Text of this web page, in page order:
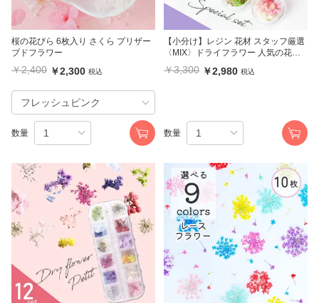
桜の花びら 6枚入り さくら プリザー
ブドフラワー
￥2,400 ￥2,300 税込
数量
【小分け】レジン 花材 スタッフ厳選
〈MIX〉ドライフラワー 人気の花材
￥3,300 ￥2,980 税込
数量